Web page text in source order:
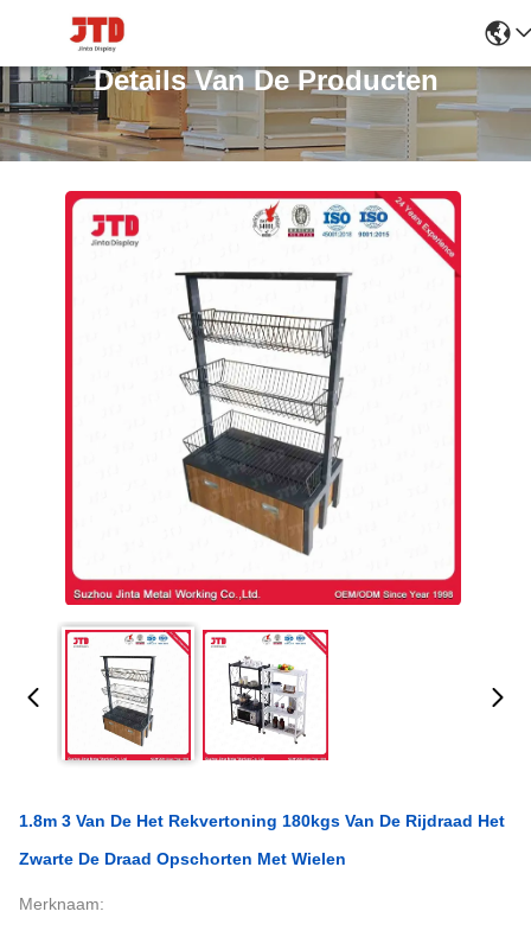
Details Van De Producten
1.8m 3 Van De Het Rekvertoning 180kgs Van De Rijdraad Het
Zwarte De Draad Opschorten Met Wielen
Merknaam: